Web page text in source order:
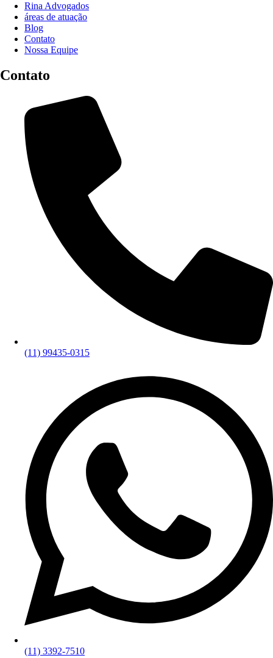
Rina Advogados
áreas de atuação
Blog
Contato
Nossa Equipe
Contato
(11) 99435-0315
(11) 3392-7510